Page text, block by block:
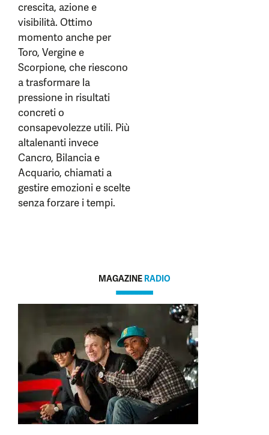
crescita, azione e
visibilità. Ottimo
momento anche per
Toro, Vergine e
Scorpione, che riescono
a trasformare la
pressione in risultati
concreti o
consapevolezze utili. Più
altalenanti invece
Cancro, Bilancia e
Acquario, chiamati a
gestire emozioni e scelte
senza forzare i tempi.
MAGAZINE RADIO